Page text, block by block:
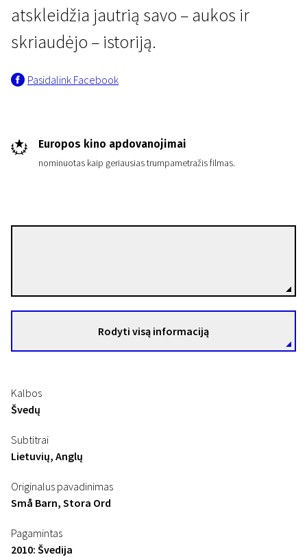
Maži vaikai, dideli žodžiai
12 min. | Drama | N/A
atskleidžia jautrią savo – aukos ir
skriaudėjo – istoriją.
Pasidalink Facebook
Europos kino apdovanojimai
nominuotas kaip geriausias trumpametražis filmas.
Rodyti visą informaciją
Kalbos
Švedų
Subtitrai
Lietuvių, Anglų
Originalus pavadinimas
Små Barn, Stora Ord
Pagamintas
2010: Švedija